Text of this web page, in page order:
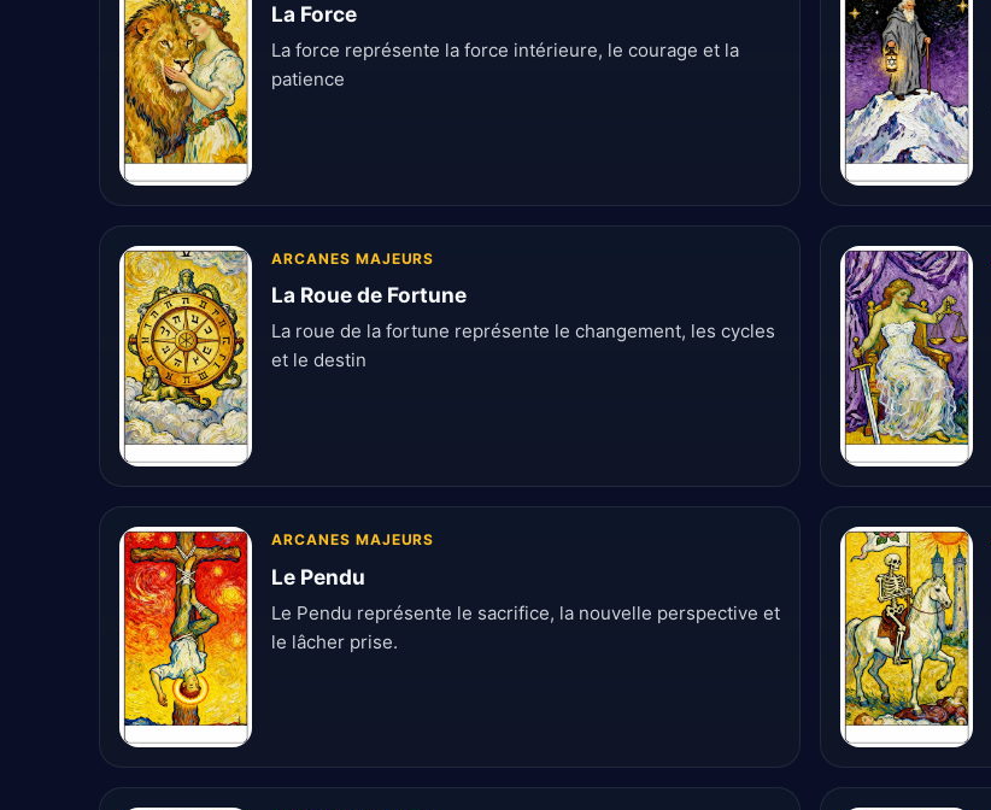
La Force
La force représente la force intérieure, le courage et la
patience
ARCANES MAJEURS
La Roue de Fortune
La roue de la fortune représente le changement, les cycles
et le destin
ARCANES MAJEURS
Le Pendu
Le Pendu représente le sacrifice, la nouvelle perspective et
le lâcher prise.